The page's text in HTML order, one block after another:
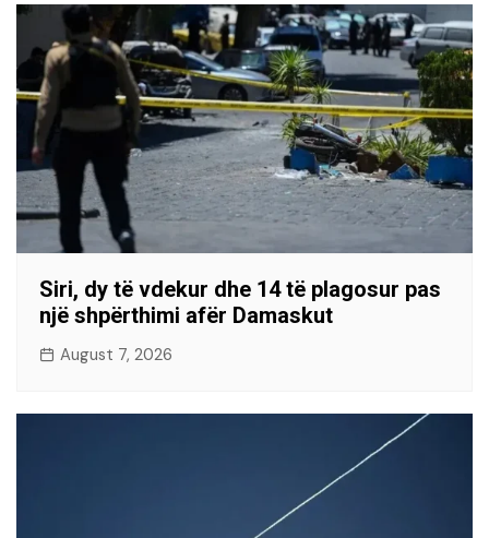
Siri, dy të vdekur dhe 14 të plagosur pas
një shpërthimi afër Damaskut
August 7, 2026